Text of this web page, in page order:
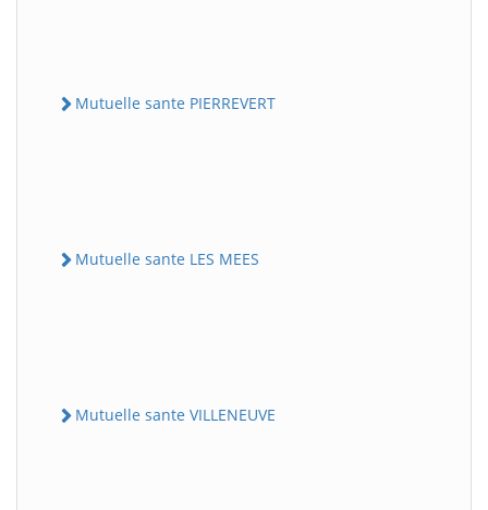
Mutuelle sante PIERREVERT
Mutuelle sante LES MEES
Mutuelle sante VILLENEUVE